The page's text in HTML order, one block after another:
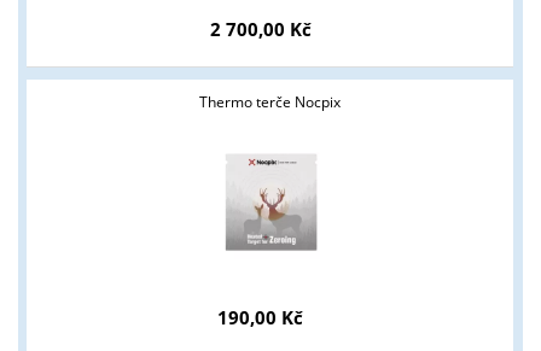
2 700,00 Kč
Thermo terče Nocpix
190,00 Kč